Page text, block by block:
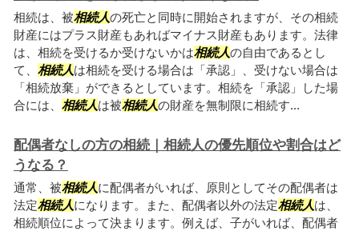
相続は、被相続人の死亡と同時に開始されますが、その相続
財産にはプラス財産もあればマイナス財産もあります。法律
は、相続を受けるか受けないかは相続人の自由であるとし
て、 相続人は相続を受ける場合は「承認」、受けない場合は
「相続放棄」ができるとしています。相続を「承認」した場
合には、 相続人は被相続人の財産を無制限に相続す...
配偶者なしの方の相続｜相続人の優先順位や割合はど
うなる？
通常、被相続人に配偶者がいれば、原則としてその配偶者は
法定相続人になります。また、配偶者以外の法定相続人は、
相続順位によって決まります。例えば、子がいれば、配偶者